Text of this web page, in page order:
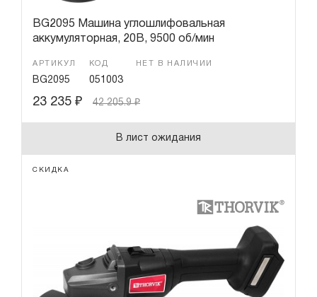
BG2095 Машина углошлифовальная
аккумуляторная, 20В, 9500 об/мин
АРТИКУЛ
BG2095
КОД
051003
НЕТ В НАЛИЧИИ
23 235 ₽ 42 205.9₽
В лист ожидания
СКИДКА